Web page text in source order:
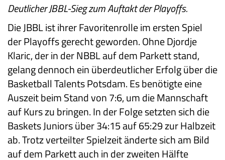
Deutlicher JBBL-Sieg zum Auftakt der Playoffs.
Die JBBL ist ihrer Favoritenrolle im ersten Spiel
der Playoffs gerecht geworden. Ohne Djordje
Klaric, der in der NBBL auf dem Parkett stand,
gelang dennoch ein überdeutlicher Erfolg über die
Basketball Talents Potsdam. Es benötigte eine
Auszeit beim Stand von 7:6, um die Mannschaft
auf Kurs zu bringen. In der Folge setzten sich die
Baskets Juniors über 34:15 auf 65:29 zur Halbzeit
ab. Trotz verteilter Spielzeit änderte sich am Bild
auf dem Parkett auch in der zweiten Hälfte